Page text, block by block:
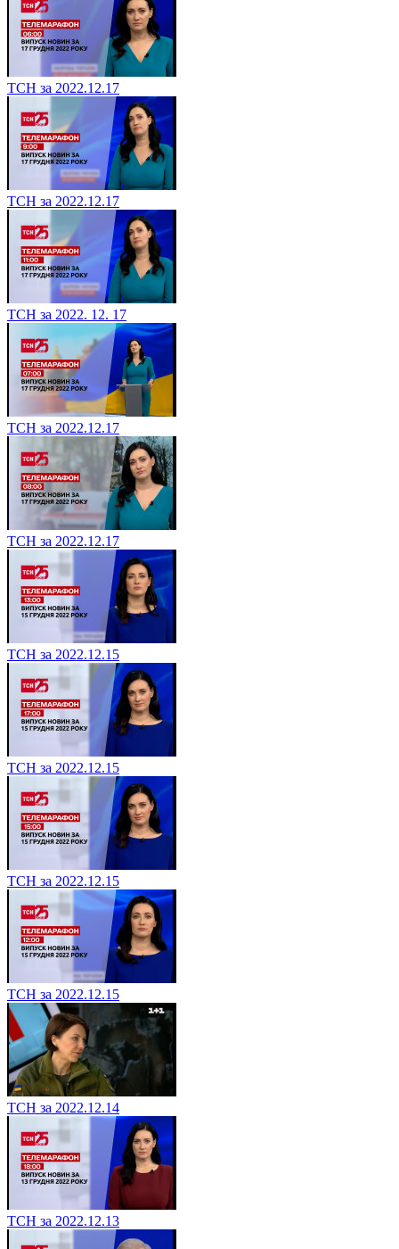
ТСН за 2022.12.17
ТСН за 2022.12.17
ТСН за 2022. 12. 17
ТСН за 2022.12.17
ТСН за 2022.12.17
ТСН за 2022.12.15
ТСН за 2022.12.15
ТСН за 2022.12.15
ТСН за 2022.12.15
ТСН за 2022.12.14
ТСН за 2022.12.13